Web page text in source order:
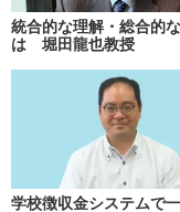
統合的な理解・総合的
は 堀田龍也教授
学校徴収金システムで